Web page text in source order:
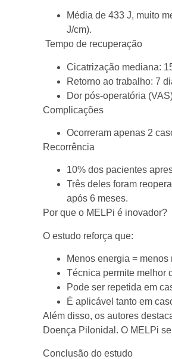
Média de 433 J, muito
J/cm).
Tempo de recuperação
Cicatrização mediana:
Retorno ao trabalho: 7
Dor pós-operatória
Complicações
Ocorreram apenas 2
Recorrência
10% dos pacientes
Três deles foram
após 6 meses.
Por que o MELPi é inovador?
O estudo reforça que:
Menos energia =
Técnica permite melhor
Pode ser repetida em
É aplicável tanto em
Além disso, os autores
Doença Pilonidal. O MELPi
Conclusão do estudo